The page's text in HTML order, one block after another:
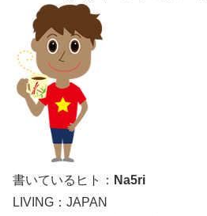
書いているヒト： Na5ri
LIVING：JAPAN